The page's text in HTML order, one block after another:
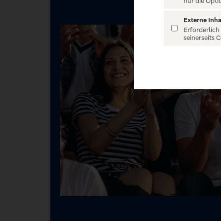
Externe
Erforderlich
seinerseits